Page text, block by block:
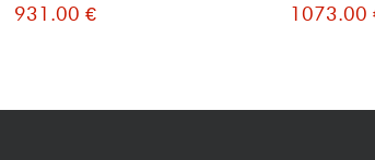
931.00 € 1073.00